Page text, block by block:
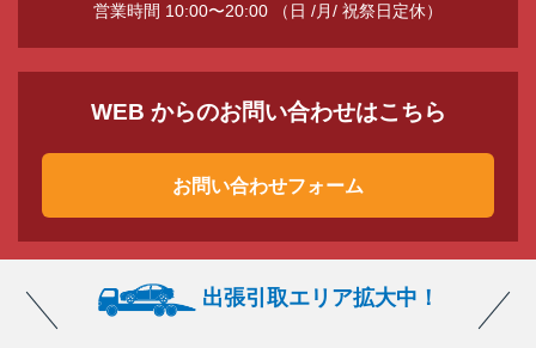
営業時間 10:00〜20:00 （日 /月/ 祝祭日定休）
WEB からのお問い合わせはこちら
お問い合わせフォーム
出張引取エリア拡大中！